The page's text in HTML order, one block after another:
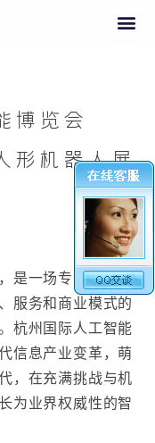
博览会
形机器人展
是一场专注于全球
服务和商业模式的
杭州国际人工智能
信息产业变革，萌
，在充满挑战与机
为业界权威性的智